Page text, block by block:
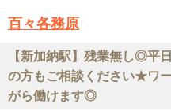
百々各務原
【新加納駅】残業無し◎平
の方もご相談ください★ワ
がら働けます◎